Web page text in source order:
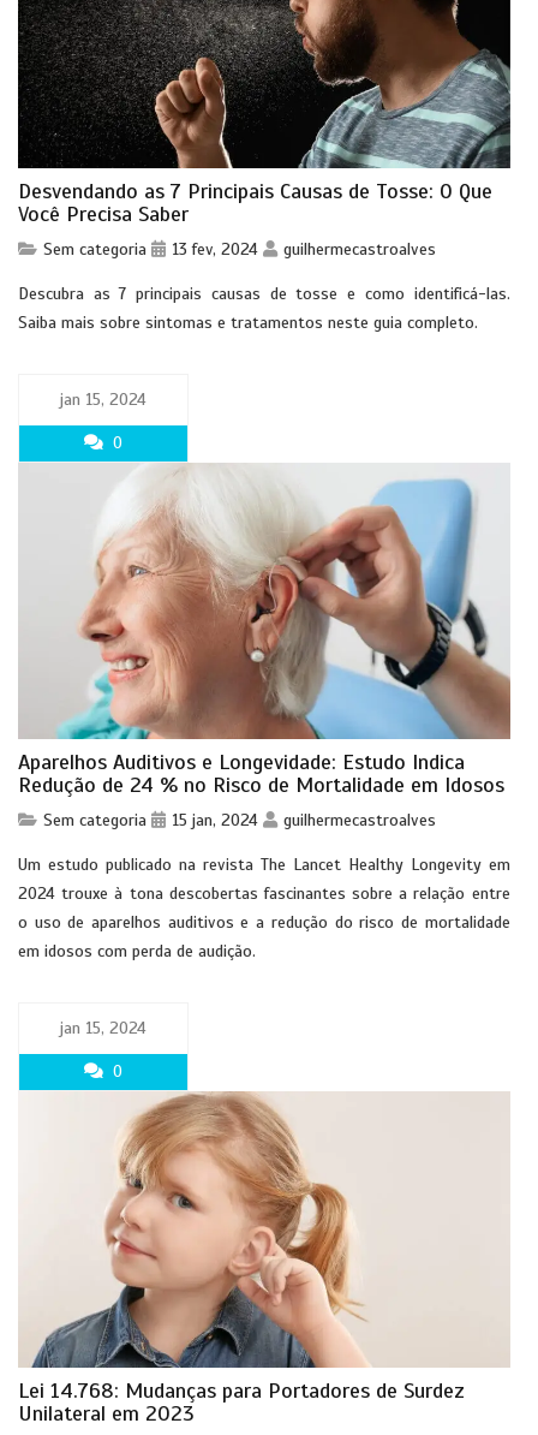
Desvendando as 7 Principais Causas de Tosse: O Que
Você Precisa Saber
Sem categoria 13 fev, 2024 guilhermecastroalves
Descubra as 7 principais causas de tosse e como identificá-las.
Saiba mais sobre sintomas e tratamentos neste guia completo.
jan 15, 2024
0
Aparelhos Auditivos e Longevidade: Estudo Indica
Redução de 24 % no Risco de Mortalidade em Idosos
Sem categoria 15 jan, 2024 guilhermecastroalves
Um estudo publicado na revista The Lancet Healthy Longevity em
2024 trouxe à tona descobertas fascinantes sobre a relação entre
o uso de aparelhos auditivos e a redução do risco de mortalidade
em idosos com perda de audição.
jan 15, 2024
0
Lei 14.768: Mudanças para Portadores de Surdez
Unilateral em 2023